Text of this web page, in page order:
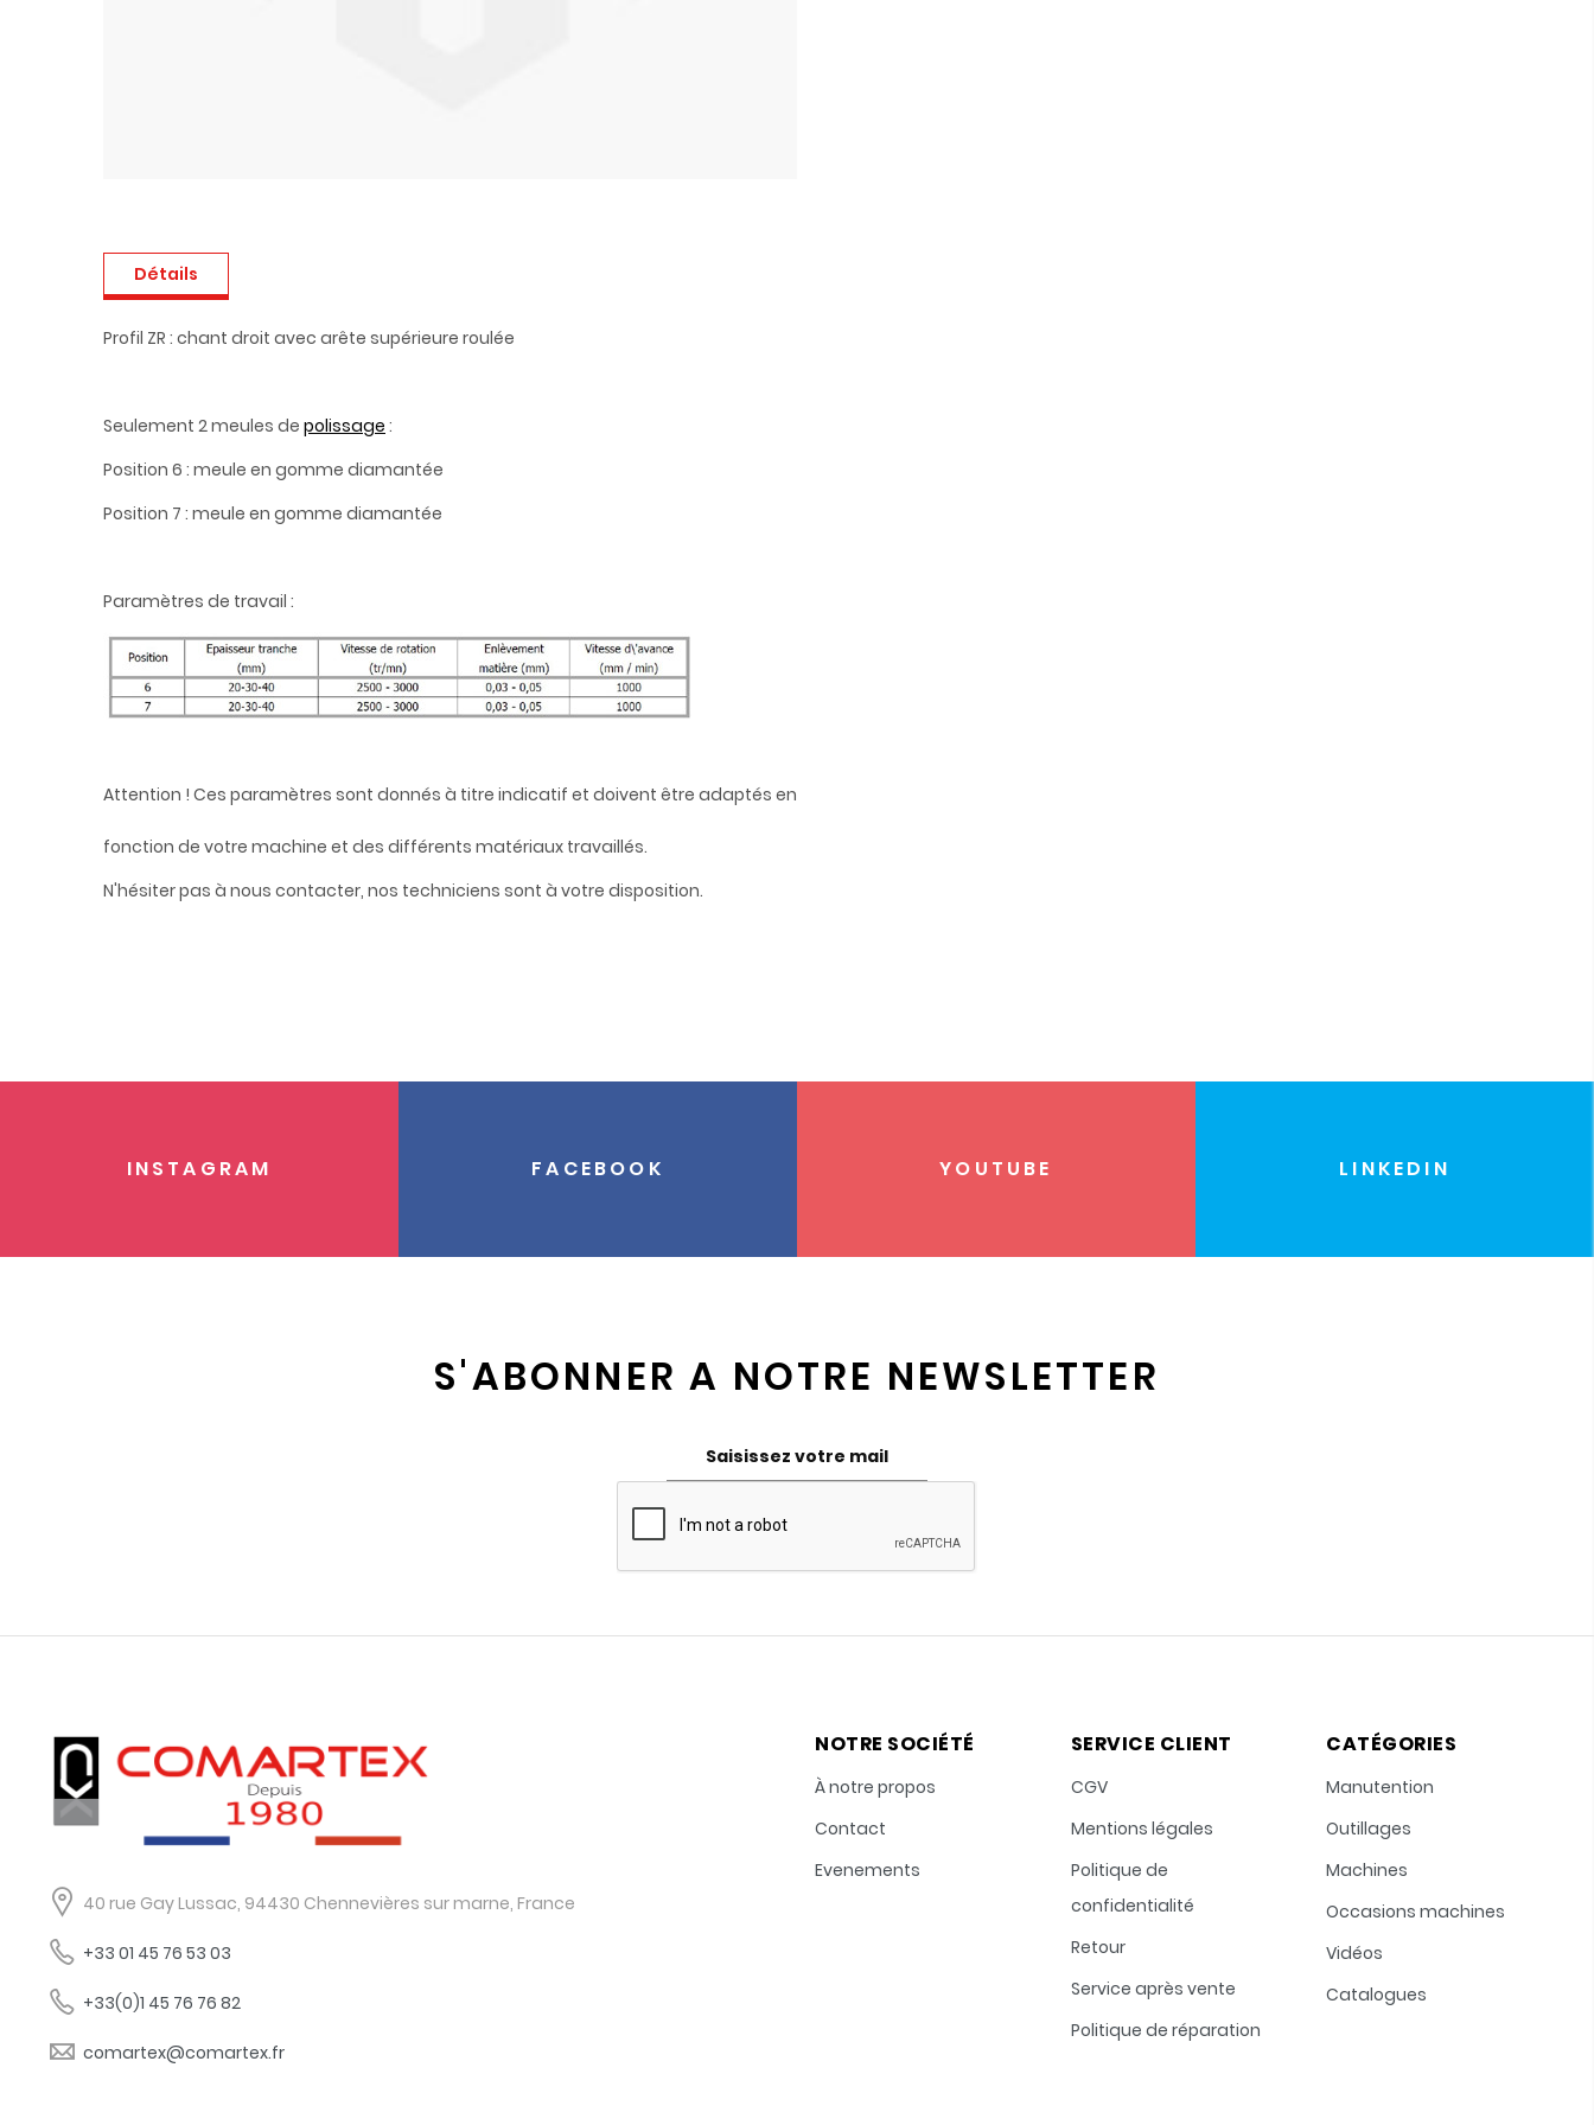
Détails
Profil ZR : chant droit avec arête supérieure roulée
Seulement 2 meules de polissage :
Position 6 : meule en gomme diamantée
Position 7 : meule en gomme diamantée
Paramètres de travail :
Attention ! Ces paramètres sont donnés à titre indicatif et doivent être adaptés en
fonction de votre machine et des différents matériaux travaillés.
N'hésiter pas à nous contacter, nos techniciens sont à votre disposition.
INSTAGRAM FACEBOOK YOUTUBE LINKEDIN
S'ABONNER A NOTRE NEWSLETTER
40 rue Gay Lussac, 94430 Chennevières sur marne, France
+33 01 45 76 53 03
+33(0)1 45 76 76 82
comartex@comartex.fr
NOTRE SOCIÉTÉ
À notre propos
Contact
Evenements
SERVICE CLIENT
CGV
Mentions légales
Politique de
confidentialité
Retour
Service après vente
Politique de réparation
CATÉGORIES
Manutention
Outillages
Machines
Occasions machines
Vidéos
Catalogues